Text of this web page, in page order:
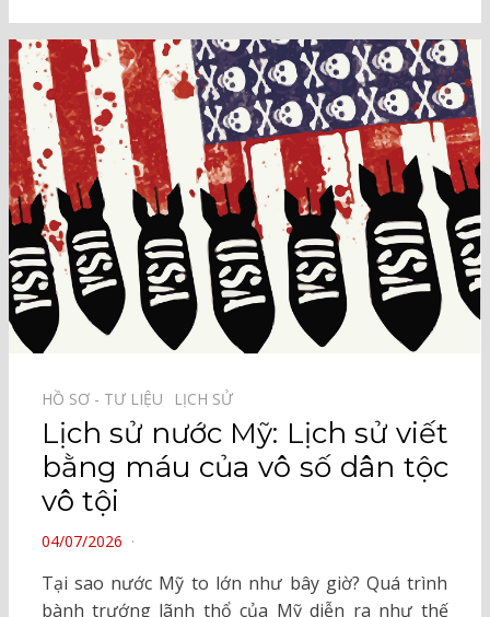
HỒ SƠ - TƯ LIỆU⠀ LỊCH SỬ⠀
Lịch sử nước Mỹ: Lịch sử viết
bằng máu của vô số dân tộc
vô tội
POSTED
04/07/2026
Tại sao nước Mỹ to lớn như bây giờ? Quá trình
bành trướng lãnh thổ của Mỹ diễn ra như thế